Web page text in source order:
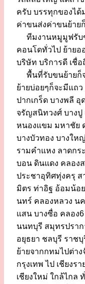
ครับ บรรทุกของได้
ค่าขนส่งค่าขนย้าย
ทีมงานหมูมูฟรับข
คอนโดทั่วไป ย้ายอ
บริษัท บริการดี เชื่อ
พื้นที่รับขนย้ายก็
ย้ายบ่อยๆก็จะมีแถ
ปากเกร็ด บางพลี อุ
จรัญสนิทวงศ์ บางปู
หนองแขม มหาชัย
บางบัวทอง บางให
รามคำแหง ลาดกร
บอน ดินแดง คลอง
ประชาอุทิศทุ่งครุ
มิตร ท่าอิฐ อ้อมน้อ
นทร์ คลองหลวง น
แสน บางซื่อ คลอง
นนทบุรี สมุทรปราก
อยุธยา ชลบุรี ราช
ย้ายจากกทมไปต่า
กรุงเทพ ไป เชียงรา
เชียงใหม่ ใกล้ไกล